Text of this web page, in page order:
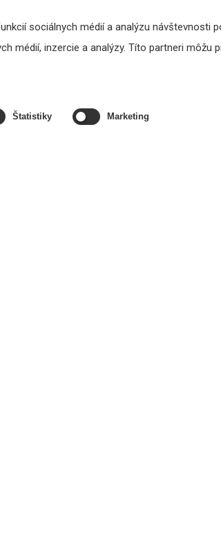
sociálnych médií a analýzu
médií, inzercie a analýzy. Títo partneri
Štatistiky Marketing